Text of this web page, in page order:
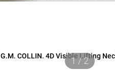
G.M. COLLIN. 4D Visible Lifting
1 / 2